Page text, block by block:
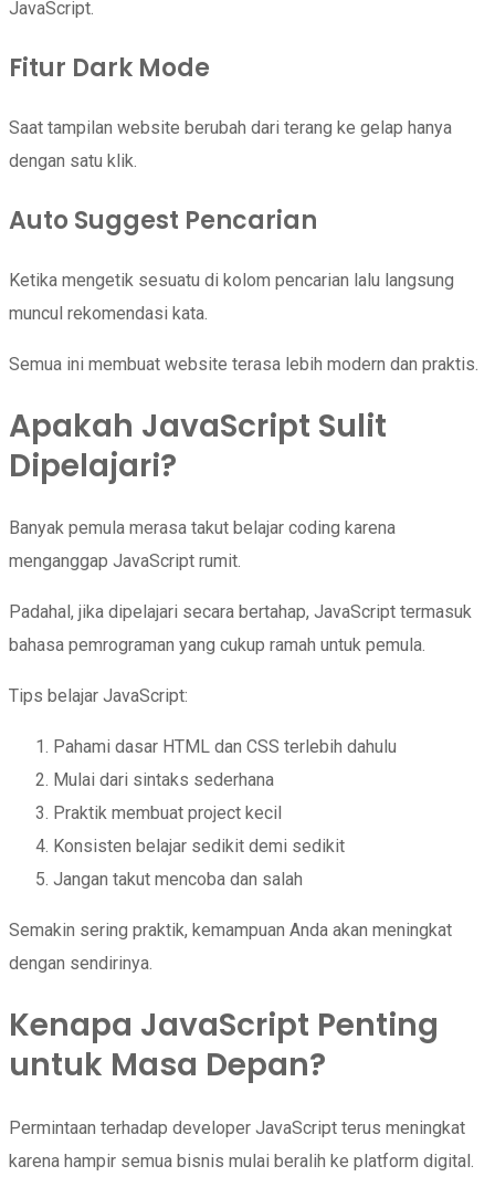
JavaScript.
Fitur Dark Mode
Saat tampilan website berubah dari terang ke gelap hanya
dengan satu klik.
Auto Suggest Pencarian
Ketika mengetik sesuatu di kolom pencarian lalu langsung
muncul rekomendasi kata.
Semua ini membuat website terasa lebih modern dan praktis.
Apakah JavaScript Sulit
Dipelajari?
Banyak pemula merasa takut belajar coding karena
menganggap JavaScript rumit.
Padahal, jika dipelajari secara bertahap, JavaScript termasuk
bahasa pemrograman yang cukup ramah untuk pemula.
Tips belajar JavaScript:
Pahami dasar HTML dan CSS terlebih dahulu
Mulai dari sintaks sederhana
Praktik membuat project kecil
Konsisten belajar sedikit demi sedikit
Jangan takut mencoba dan salah
Semakin sering praktik, kemampuan Anda akan meningkat
dengan sendirinya.
Kenapa JavaScript Penting
untuk Masa Depan?
Permintaan terhadap developer JavaScript terus meningkat
karena hampir semua bisnis mulai beralih ke platform digital.